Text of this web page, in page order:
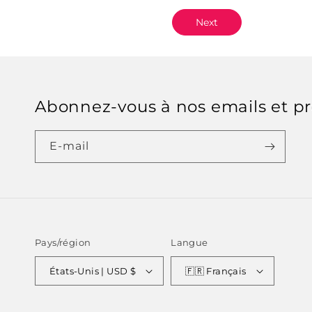
Next
Abonnez-vous à nos emails et
E-mail
Pays/région
États-Unis | USD $
Langue
🇫🇷 Français